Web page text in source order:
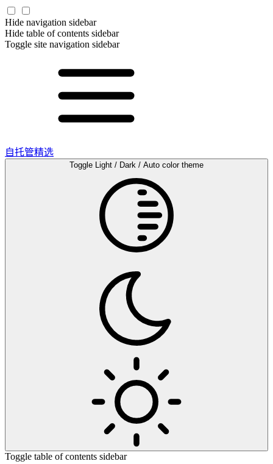
Hide navigation sidebar
Hide table of contents sidebar
Toggle site navigation sidebar
自托管精选
Toggle Light / Dark / Auto color theme
Toggle table of contents sidebar